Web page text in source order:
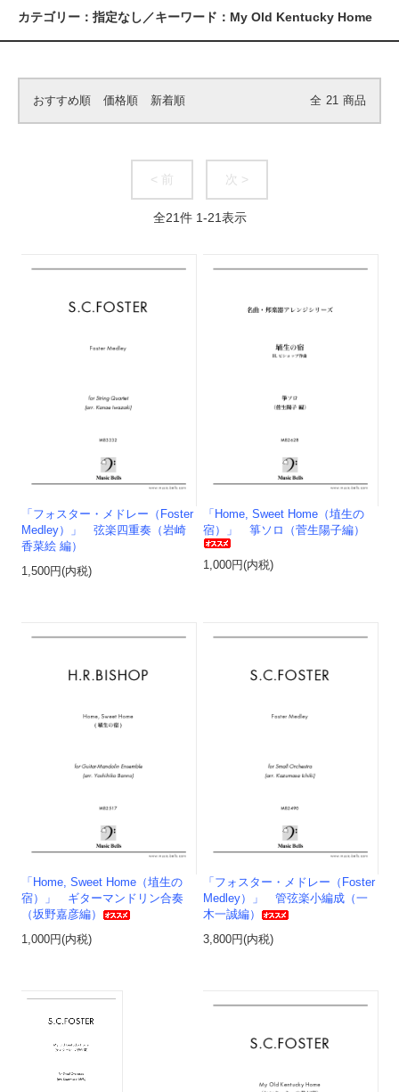
カテゴリー：指定なし／キーワード：My Old Kentucky Home
おすすめ順 価格順 新着順 全 21 商品
< 前 次 >
全21件 1-21表示
「フォスター・メドレー（Foster
Medley）」 弦楽四重奏（岩崎
香菜絵 編）
1,500円(内税)
「Home, Sweet Home（埴生の
宿）」 箏ソロ（菅生陽子編）
1,000円(内税)
「Home, Sweet Home（埴生の
宿）」 ギターマンドリン合奏
（坂野嘉彦編）
1,000円(内税)
「フォスター・メドレー（Foster
Medley）」 管弦楽小編成（一
木一誠編）
3,800円(内税)